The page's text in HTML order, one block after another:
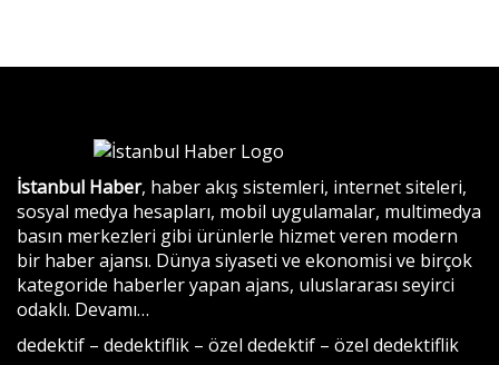
İstanbul Haber, haber akış sistemleri, internet siteleri,
sosyal medya hesapları, mobil uygulamalar, multimedya
basın merkezleri gibi ürünlerle hizmet veren modern
bir haber ajansı. Dünya siyaseti ve ekonomisi ve birçok
kategoride haberler yapan ajans, uluslararası seyirci
odaklı. Devamı…
dedektif – dedektiflik – özel dedektif – özel dedektiflik